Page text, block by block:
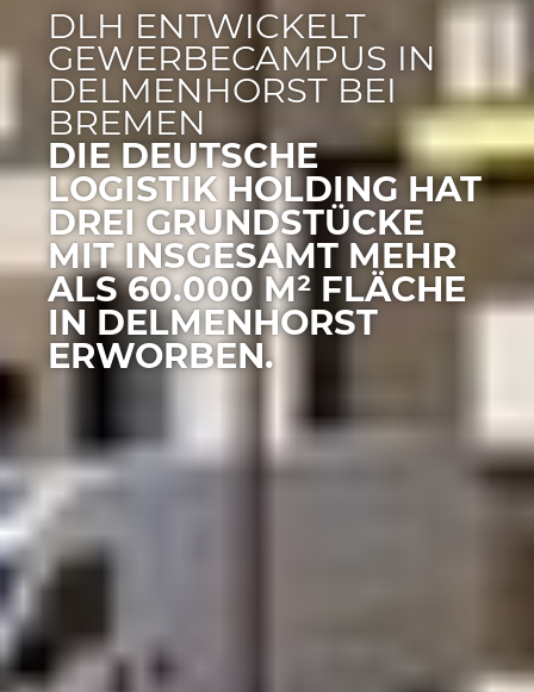
DLH ENTWICKELT
GEWERBECAMPUS IN
DELMENHORST BEI
BREMEN
DIE DEUTSCHE
LOGISTIK HOLDING HAT
DREI GRUNDSTÜCKE
MIT INSGESAMT MEHR
ALS 60.000 M² FLÄCHE
IN DELMENHORST
ERWORBEN.